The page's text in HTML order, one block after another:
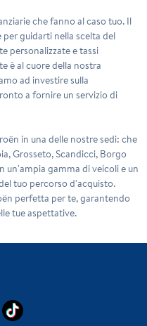
che fanno al caso tuo. Il
guidarti nella scelta del
personalizzate e tassi
è al cuore della nostra
ad investire sulla
a fornire un servizio di
in una delle nostre sedi: che
Grosseto, Scandicci, Borgo
un'ampia gamma di veicoli e un
tuo percorso d'acquisto.
perfetta per te, garantendo
tue aspettative.